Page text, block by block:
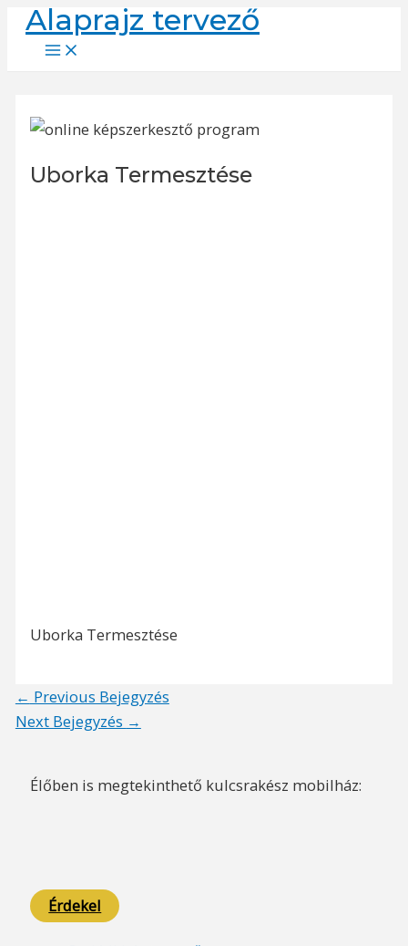
SkipAlaprajz tervező
Main
Menu
Uborka Termesztése
Uborka Termesztése
Post
navigation
← Previous Bejegyzés
Next Bejegyzés →
Élőben is megtekinthető kulcsrakész mobilház:
Érdekel